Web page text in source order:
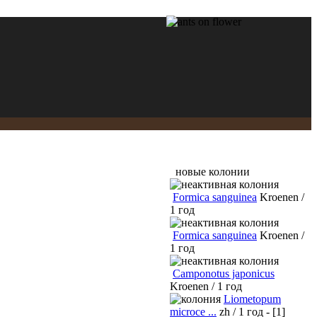
новые колонии
Formica sanguinea Kroenen /
1 год
Formica sanguinea Kroenen /
1 год
Camponotus japonicus
Kroenen / 1 год
Liometopum
microce ... zh / 1 год - [1]